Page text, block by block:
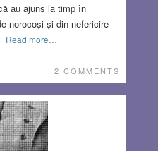
au ajuns la timp în
norocoși și din nefericire
Read more…
2 COMMENTS